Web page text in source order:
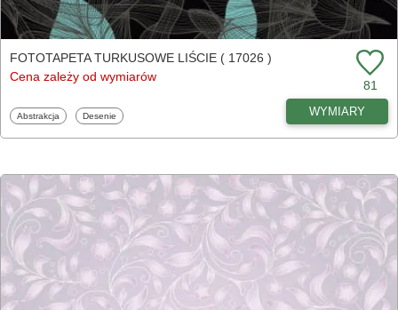
FOTOTAPETA TURKUSOWE LIŚCIE ( 17026 )
Cena zależy od wymiarów
81
Fototapety
Abstrakcja Fototapety
Desenie WYMIARY